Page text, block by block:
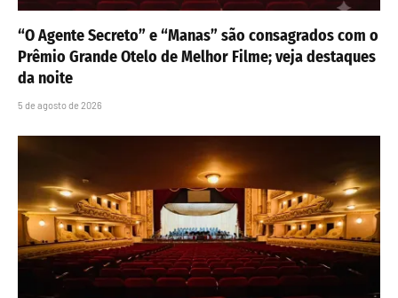
“O Agente Secreto” e “Manas” são consagrados com o
Prêmio Grande Otelo de Melhor Filme; veja destaques
da noite
5 de agosto de 2026